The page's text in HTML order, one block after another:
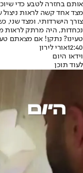
אותם בחזרה לטבע כדי
מצד אחד קשה לראות ניצול
צורך הישרדותי. ומצד שני,
נכחדות, היה מרתק לראות
טעינו? נתקן! אם מצאתם
12:40אורי לירון
וידאו היום
לעוד תוכן